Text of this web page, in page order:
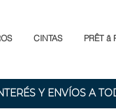
CINTAS PRÊT â
Y ENVÍOS A